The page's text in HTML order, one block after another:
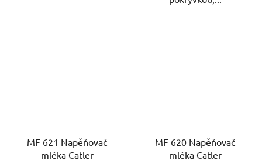
MF 621 Napěňovač
mléka Catler
MF 620 Napěňovač
mléka Catler